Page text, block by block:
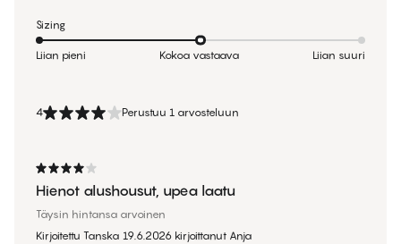
4 Perustuu 1 arvosteluun
Hienot alushousut, upea laatu
Täysin hintansa arvoinen
Kirjoitettu Tanska 19.6.2026 kirjoittanut Anja
Sizing
Liian pieni Kokoa vastaava Liian suuri